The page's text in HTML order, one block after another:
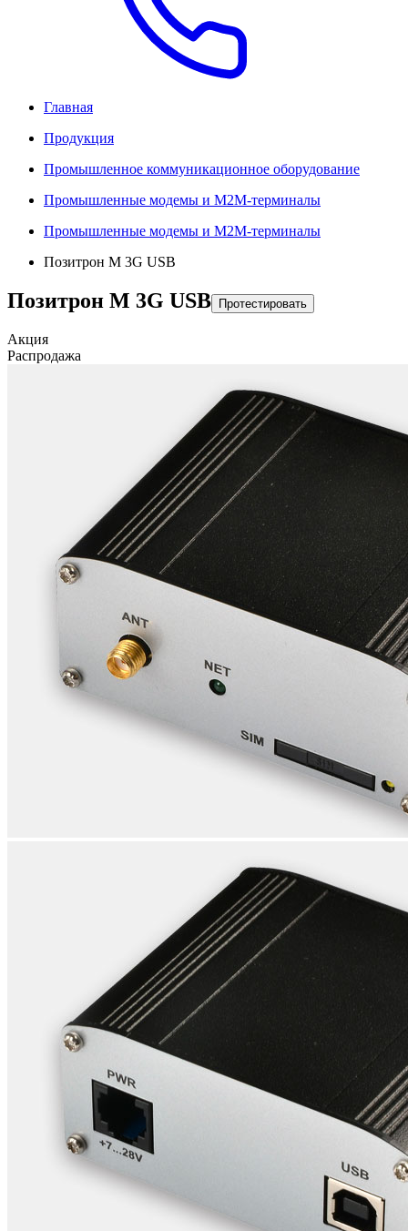
Главная
Продукция
Промышленное коммуникационное оборудование
Промышленные модемы и M2M-терминалы
Промышленные модемы и M2M-терминалы
Позитрон M 3G USB
Позитрон M 3G USB Протестировать
Акция
Распродажа